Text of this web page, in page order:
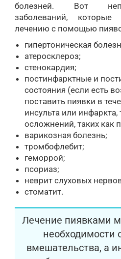
болезней. Вот
заболеваний,
лечению с помощью
гипертоническая
атеросклероз;
стенокардия;
постинфарктные и
состояния (если есть
поставить пиявки в
инсульта или инфаркта,
осложнений, таких как
варикозная болезнь;
тромбофлебит;
геморрой;
псориаз;
неврит слуховых
стоматит.
Лечение пиявками
необходимости
вмешательства, а